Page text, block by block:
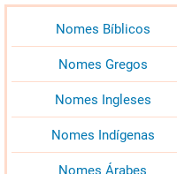
Nomes Bíblicos
Nomes Gregos
Nomes Ingleses
Nomes Indígenas
Nomes Árabes